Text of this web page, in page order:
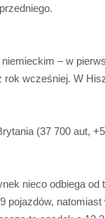
– w
rok wcześniej. W
(37 700 aut,
nieco odbiega od
pojazdów,